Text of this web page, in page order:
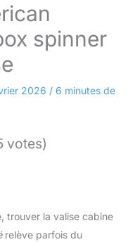
spinner
2026 / 6 minutes de
votes)
trouver la valise cabine
relève parfois du